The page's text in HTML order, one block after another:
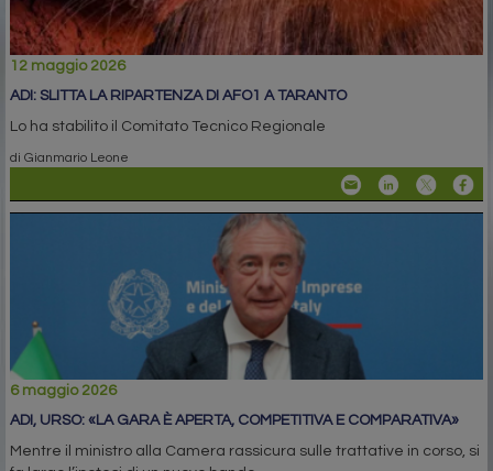
12 maggio 2026
ADI: SLITTA LA RIPARTENZA DI AFO1 A TARANTO
Lo ha stabilito il Comitato Tecnico Regionale
di Gianmario Leone
6 maggio 2026
ADI, URSO: «LA GARA È APERTA, COMPETITIVA E COMPARATIVA»
Mentre il ministro alla Camera rassicura sulle trattative in corso, si